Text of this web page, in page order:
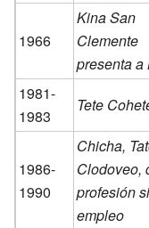
1966
Kina San
Clemente
presenta a
1981-
1983
Tete
1986-
1990
Chicha,
Clodoveo,
profesión
empleo